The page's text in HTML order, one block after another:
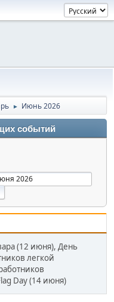
► Июнь 2026
событий
(12 июня), День
легкой
Day (14 июня)